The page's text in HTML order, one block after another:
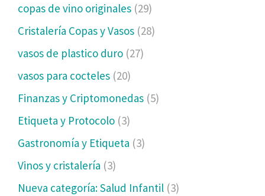
copas de vino originales (29)
Cristalería Copas y Vasos (28)
vasos de plastico duro (27)
vasos para cocteles (20)
Finanzas y Criptomonedas (5)
Etiqueta y Protocolo (3)
Gastronomía y Etiqueta (3)
Vinos y cristalería (3)
Nueva categoría: Salud Infantil (3)